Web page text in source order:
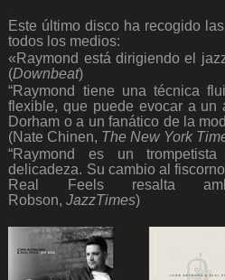
Este último disco ha recogido
todos los medios:
«Raymond está dirigiendo el
(Downbeat)
“Raymond tiene una técnica
flexible, que puede evocar a un
Dorham o a un fanático de la
(Nate Chinen, The New York
“Raymond es un
delicadeza. Su cambio al
Real Feels resalta
Robson,JazzTimes)